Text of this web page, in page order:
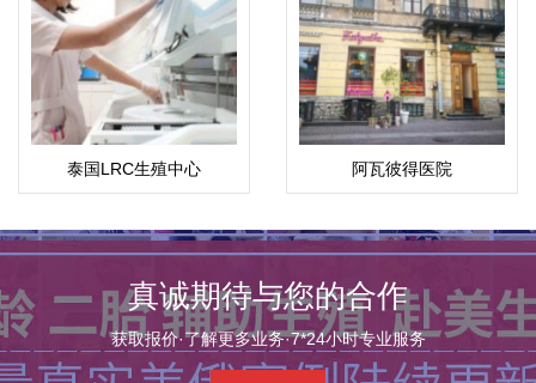
泰国LRC生殖中心 阿瓦彼得医院
真诚期待与您的合作
获取报价·了解更多业务·7*24小时专业服务